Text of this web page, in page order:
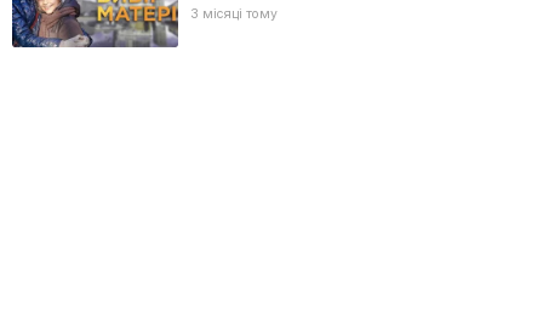
3 місяці тому